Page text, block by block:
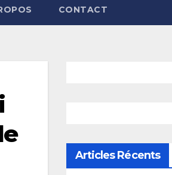
CONTACT
Articles Récents